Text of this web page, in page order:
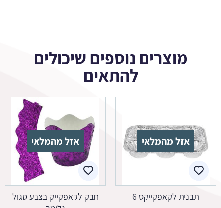
מוצרים נוספים שיכולים
להתאים
אזל מהמלאי
תבנית לקאפקייקס 6
אזל מהמלאי
חבק לקאפקייק בצבע סגול